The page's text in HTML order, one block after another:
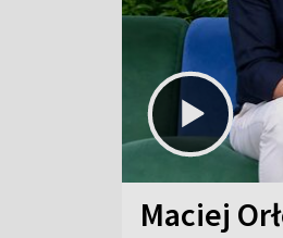
Maciej